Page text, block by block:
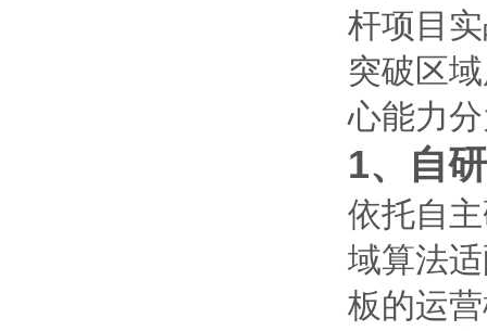
杆项目
突破区
心能力
1、自
依托自
域算法
板的运